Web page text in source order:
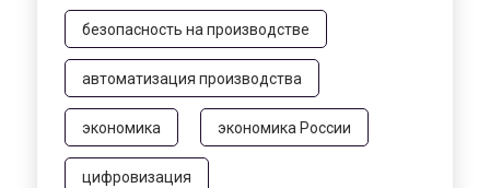
безопасность на производстве
автоматизация производства
экономика экономика России
цифровизация